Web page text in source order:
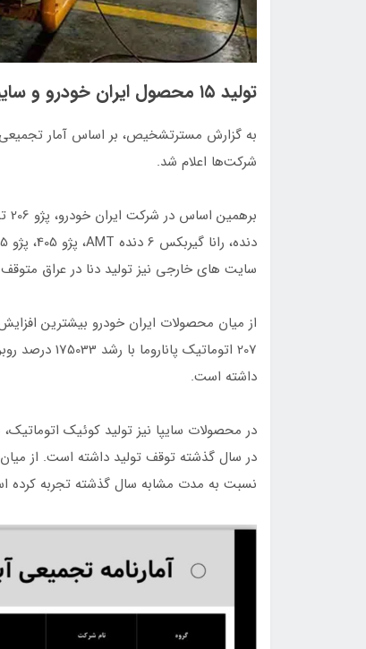
تولید ۱۵ محصول ایران خودرو و سایپا در آبان متوقف شد + جدول
به گزارش مسترتشخیص، بر اساس آمار تجمیعی
شرکت‌ها اعلام شد.
سایت های خارجی نیز تولید دنا در عراق‌
از میان محصولات ایران خودرو بیشترین
داشته است.
در محصولات سایپا نیز تولید کوئیک
نسبت به مدت مشابه سال گذشته تجربه کرده